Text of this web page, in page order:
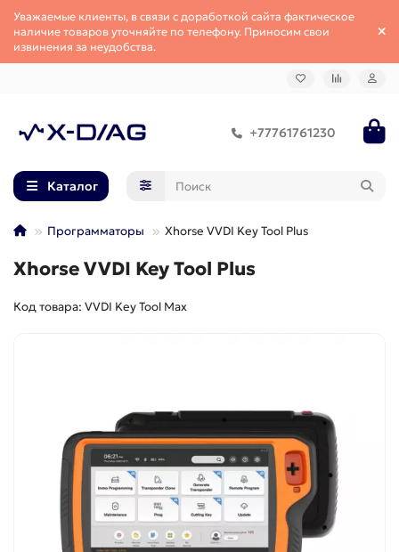
Уважаемые клиенты, в связи с доработкой сайта фактическое
наличие товаров уточняйте по телефону. Приносим свои
извинения за неудобства.
+77761761230
Каталог
Программаторы Xhorse VVDI Key Tool Plus
Xhorse VVDI Key Tool Plus
Код товара: VVDI Key Tool Max